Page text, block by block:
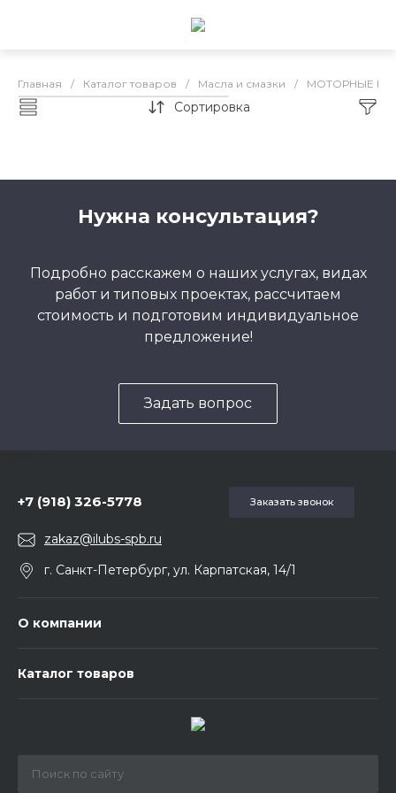
Главная / Каталог товаров / Масла и смазки / МОТОРНЫЕ
Каталог товаров
Сортировка
Нужна консультация?
Подробно расскажем о наших услугах, видах
работ и типовых проектах, рассчитаем
стоимость и подготовим индивидуальное
предложение!
Задать вопрос
+7 (918) 326-5778 Заказать звонок
zakaz@ilubs-spb.ru
г. Санкт-Петербург, ул. Карпатская, 14/1
О компании
Каталог товаров